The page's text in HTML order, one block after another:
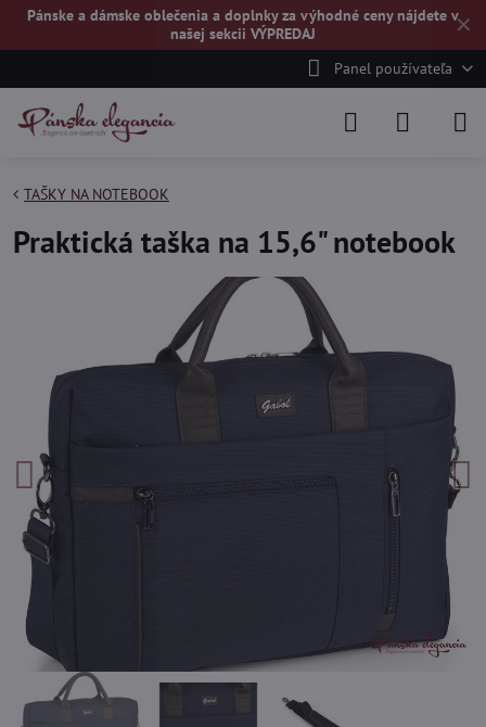
✕
Pánske a dámske oblečenia a doplnky za výhodné ceny nájdete v
našej sekcii VÝPREDAJ
Panel používateľa
TAŠKY NA NOTEBOOK
Praktická taška na 15,6" notebook